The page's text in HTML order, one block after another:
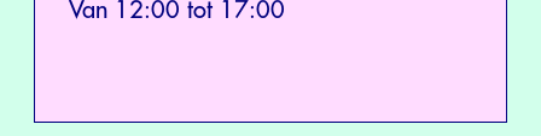
Van 12:00 tot 17:00